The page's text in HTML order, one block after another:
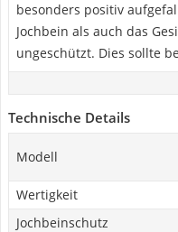
besonders positiv
Jochbein als auch das
ungeschützt. Dies sollte
Technische Details
Modell
Wertigkeit
Jochbeinschutz